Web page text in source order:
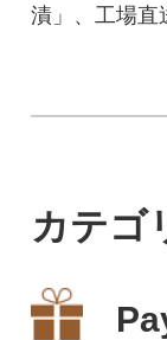
漬」、工場直
カテゴ